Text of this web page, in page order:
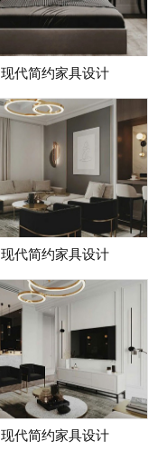
现代简约家具设计
现代简约家具设计
现代简约家具设计